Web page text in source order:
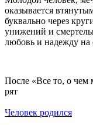
оказывается
буквально через
унижений и
любовь и надежду на
По­сле «Все то, о
рят
Человек родился